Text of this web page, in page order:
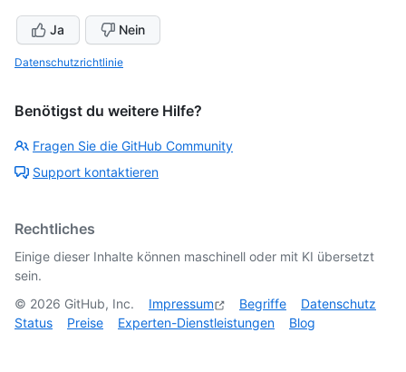
Ja Nein
Datenschutzrichtlinie
Benötigst du weitere Hilfe?
Fragen Sie die GitHub Community
Support kontaktieren
Rechtliches
Einige dieser Inhalte können maschinell oder mit KI übersetzt
sein.
© 2026 GitHub, Inc. Impressum Begriffe
Datenschutz
Status
Preise Experten-Dienstleistungen Blog